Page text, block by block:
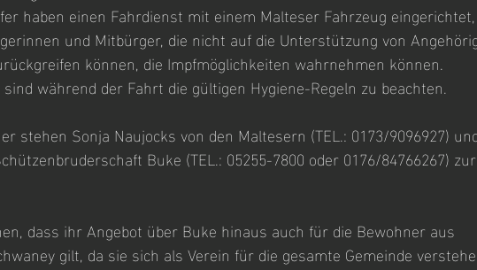
haben einen Fahrdienst mit einem Malteser Fahrzeug
und Mitbürger, die nicht auf die Unterstützung von
können, die Impfmöglichkeiten wahrnehmen können.
während der Fahrt die gültigen Hygiene-Regeln zu beachten.
stehen Sonja Naujocks von den Maltesern (TEL.: 0173/9096927)
Buke (TEL.: 05255-7800 oder 0176/84766267) zur
dass ihr Angebot über Buke hinaus auch für die Bewohner aus
gilt, da sie sich als Verein für die gesamte Gemeinde